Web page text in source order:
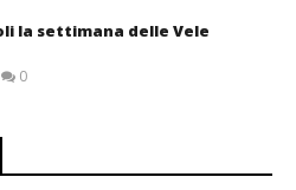
la settimana delle Vele
0